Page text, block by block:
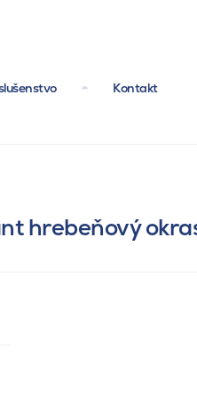
Kontakt
hrebeňový